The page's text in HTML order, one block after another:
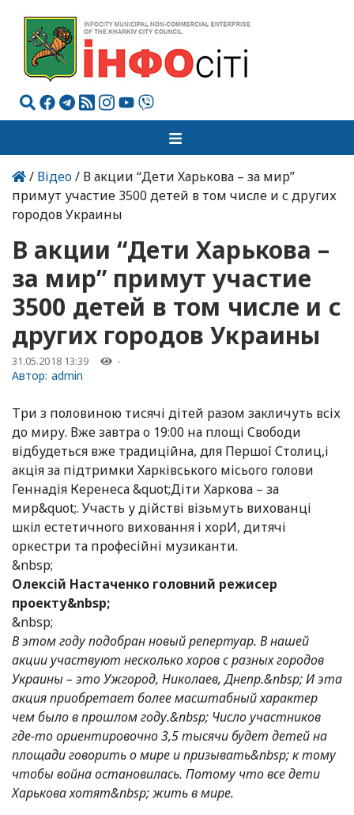
/ Відео/ В акции “Дети Харькова – за мир”
примут участие 3500 детей в том числе и с других
городов Украины
В акции “Дети Харькова –
за мир” примут участие
3500 детей в том числе и с
других городов Украины
31.05.2018 13:39 -
Автор: admin
Три з половиною тисячі дітей разом закличуть всіх
до миру. Вже завтра о 19:00 на площі Свободи
відбудеться вже традиційна, для Першої Столиц,і
акція за підтримки Харківського місього голови
Геннадія Керенеса &quot;Діти Харкова – за
мир&quot;. Участь у дійстві візьмуть вихованці
шкіл естетичного виховання і хорИ, дитячі
оркестри та професійні музиканти.
&nbsp;
Олексій Настаченко головний режисер
проекту&nbsp;
&nbsp;
В этом году подобран новый репертуар. В нашей
акции участвуют несколько хоров с разных городов
Украины – это Ужгород, Николаев, Днепр.&nbsp; И эта
акция приобретает более масштабный характер
чем было в прошлом году.&nbsp; Число участников
где-то ориентировочно 3,5 тысячи будет детей на
площади говорить о мире и призывать&nbsp; к тому
чтобы война остановилась. Потому что все дети
Харькова хотят&nbsp; жить в мире.